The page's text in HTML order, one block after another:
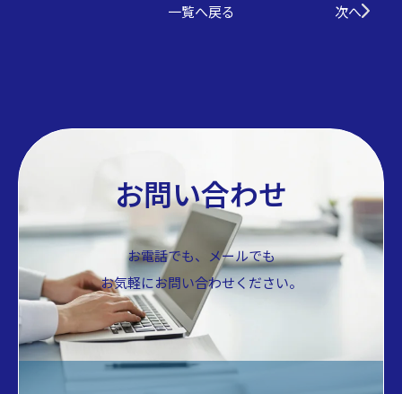
一覧へ戻る 次へ
お問い合わせ
お電話でも、メールでも
お気軽にお問い合わせください。